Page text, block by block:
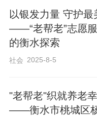
以银发力量 守护最
——“老帮老”志愿
的衡水探索
社会 2025-8-5
"老帮老"织就养老
——衡水市桃城区